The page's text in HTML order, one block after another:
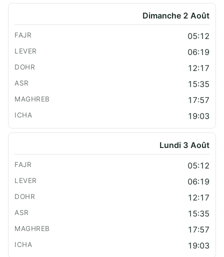
Dimanche 2 Août
05:12
06:19
12:17
15:35
17:57
19:03
Lundi 3 Août
05:12
06:19
12:17
15:35
17:57
19:03